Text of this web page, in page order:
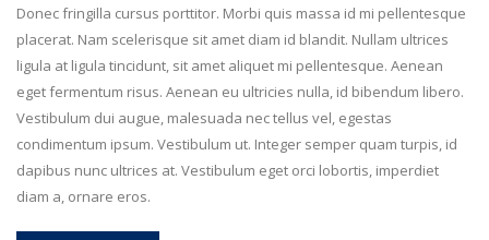
Donec fringilla cursus porttitor. Morbi quis massa id mi pellentesque
placerat. Nam scelerisque sit amet diam id blandit. Nullam ultrices
ligula at ligula tincidunt, sit amet aliquet mi pellentesque. Aenean
eget fermentum risus. Aenean eu ultricies nulla, id bibendum libero.
Vestibulum dui augue, malesuada nec tellus vel, egestas
condimentum ipsum. Vestibulum ut. Integer semper quam turpis, id
dapibus nunc ultrices at. Vestibulum eget orci lobortis, imperdiet
diam a, ornare eros.